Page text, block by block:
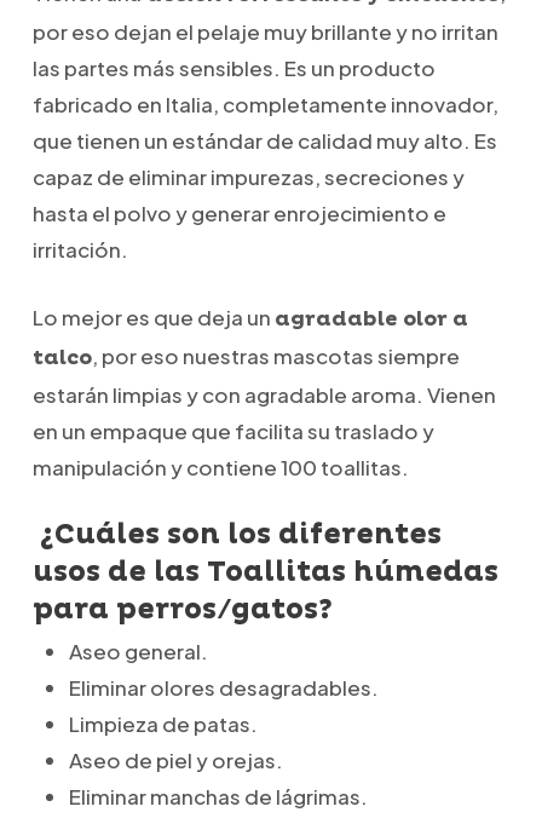
por eso dejan el pelaje muy brillante y no irritan
las partes más sensibles. Es un producto
fabricado en Italia, completamente innovador,
que tienen un estándar de calidad muy alto. Es
capaz de eliminar impurezas, secreciones y
hasta el polvo y generar enrojecimiento e
irritación.
Lo mejor es que deja un agradable olor a
talco, por eso nuestras mascotas siempre
estarán limpias y con agradable aroma. Vienen
en un empaque que facilita su traslado y
manipulación y contiene 100 toallitas.
¿Cuáles son los diferentes
usos de las Toallitas húmedas
para perros/gatos?
Aseo general.
Eliminar olores desagradables.
Limpieza de patas.
Aseo de piel y orejas.
Eliminar manchas de lágrimas.